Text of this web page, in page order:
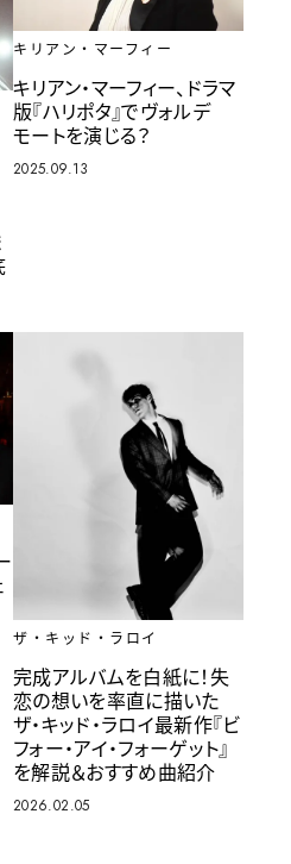
キリアン・マーフィー
キリアン・マーフィー、ドラマ
版『ハリポタ』でヴォルデ
モートを演じる？
2025.09.13
ザ・キッド・ラロイ
完成アルバムを白紙に！失
恋の想いを率直に描いた
ザ・キッド・ラロイ最新作『ビ
フォー・アイ・フォーゲット』
を解説＆おすすめ曲紹介
2026.02.05